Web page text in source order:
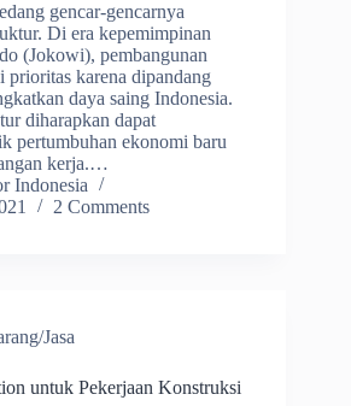
gencar-gencarnya
Di era kepemimpinan
(Jokowi), pembangunan
prioritas karena dipandang
daya saing Indonesia.
diharapkan dapat
pertumbuhan ekonomi baru
kerja.…
Indonesia
2 Comments
Jasa
untuk Pekerjaan Konstruksi